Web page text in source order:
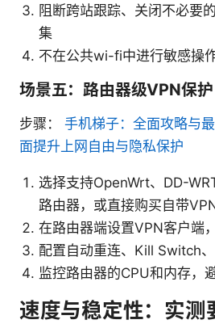
阻断跨站跟踪、关闭不必要
集
不在公共wi-fi中进行敏感操
场景五：路由器级VPN保护
步骤： 手机梯子：全面攻略与
面提升上网自由与隐私保护
选择支持OpenWrt、DD-
路由器，或直接购买自带
在路由器端设置VPN客户端
配置自动重连、Kill Switch
监控路由器的CPU和内存，
速度与稳定性：实测